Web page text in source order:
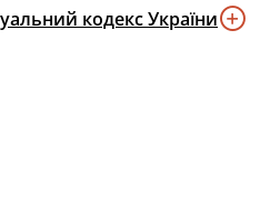
кодекс України